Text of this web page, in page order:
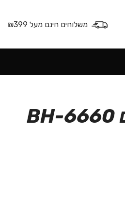
סט 5 כלי בישול איכותיים BH-6660